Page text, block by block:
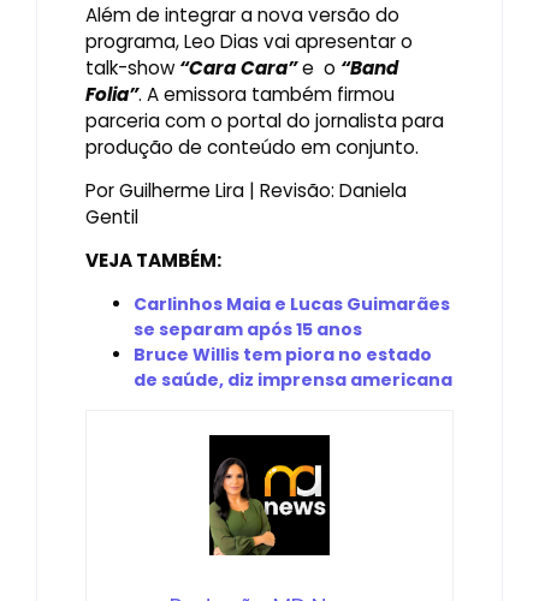
Além de integrar a nova versão do
programa, Leo Dias vai apresentar o
talk-show“Cara Cara”e o “Band
Folia”. A emissora também firmou
parceria com o portal do jornalista para
produção de conteúdo em conjunto.
Por Guilherme Lira | Revisão: Daniela
Gentil
VEJA TAMBÉM:
Carlinhos Maia e Lucas Guimarães
se separam após 15 anos
Bruce Willis tem piora no estado
de saúde, diz imprensa americana